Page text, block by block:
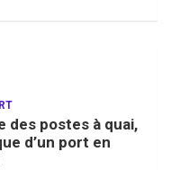
des postes à quai,
d’un port en